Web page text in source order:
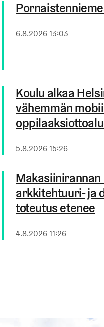
Julkaistu
6.8.2026 13:03
Koulu alkaa
vähemmän
Julkaistu
5.8.2026 15:26
Makasiinirannan
arkkitehtuuri- ja
toteutus etenee
Julkaistu
4.8.2026 11:26